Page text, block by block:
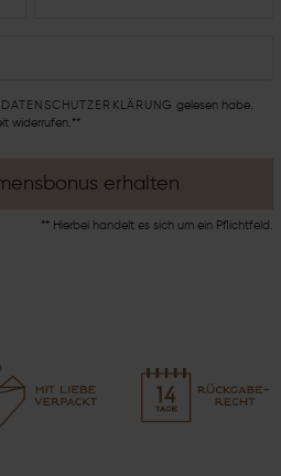
DATEN­SCHUTZ­ERKLÄRUNG gelesen habe.
widerrufen.**
erhalten
** Hierbei handelt es sich um ein Pflichtfeld.